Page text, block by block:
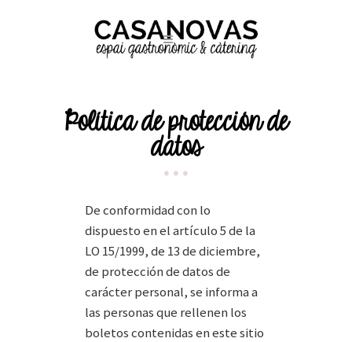
Política de protección de
datos
De conformidad con lo
dispuesto en el artículo 5 de la
LO 15/1999, de 13 de diciembre,
de protección de datos de
carácter personal, se informa a
las personas que rellenen los
boletos contenidas en este sitio